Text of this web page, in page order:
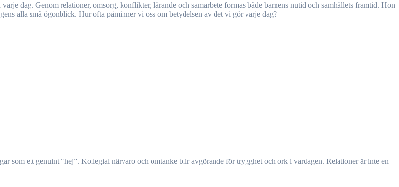
alla små ögonblick. Hur ofta påminner vi oss om betydelsen av det vi gör varje dag?